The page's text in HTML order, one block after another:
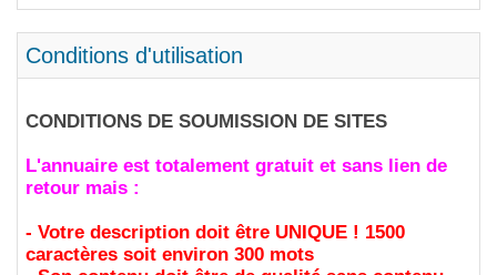
Conditions d'utilisation
CONDITIONS DE SOUMISSION DE SITES
L'annuaire est totalement gratuit et sans lien de
retour mais :
- Votre description doit être UNIQUE ! 1500
caractères soit environ 300 mots